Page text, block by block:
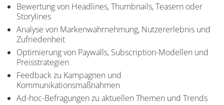
Bewertung von Headlines, Thumbnails, Teasern oder
Storylines
Analyse von Markenwahrnehmung, Nutzererlebnis und
Zufriedenheit
Optimierung von Paywalls, Subscription-Modellen und
Preisstrategien
Feedback zu Kampagnen und
Kommunikationsmaßnahmen
Ad-hoc-Befragungen zu aktuellen Themen und Trends